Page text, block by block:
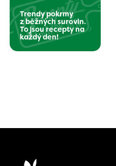
Trendy pokrmy
z běžných surovin.
To jsou recepty na
každý den!